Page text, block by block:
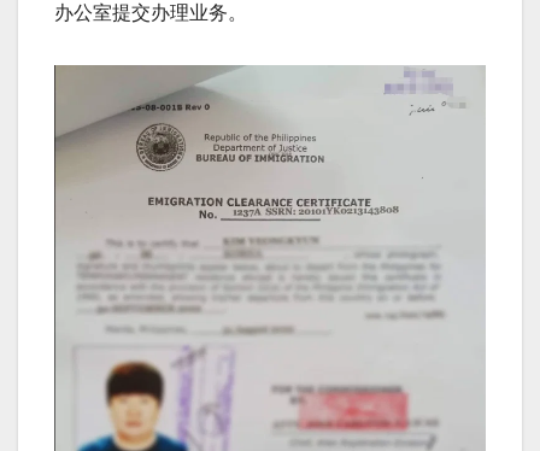
办公室提交办理业务。